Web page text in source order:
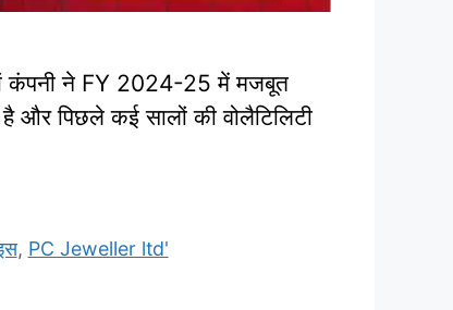
कंपनी ने FY 2024-25 में मजबूत
और पिछले कई सालों की वोलैटिलिटी
, PC Jeweller ltd'